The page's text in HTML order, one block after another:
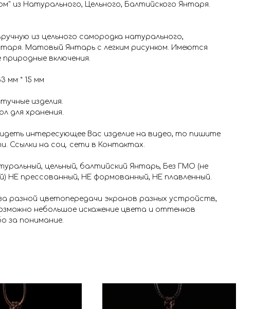
из Натурального, Цельного, Балтийского Янтаря.
из цельного самородка натурального,
Матовый Янтарь с легким рисунком. Имеются
природные включения.
мм * 15 мм
изделия.
для хранения.
интересующее Вас изделие на видео, то пишите
Ссылки на соц. сети в Контактах.
цельный, балтийский Янтарь, Без ГМО (не
НЕ прессованный, НЕ формованный, НЕ плавленный.
разной цветопередачи экранов разных устройств,
небольшое искажение цвета и оттенков
за понимание.